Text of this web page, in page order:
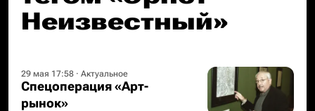
Неизвестный»
29 мая 17:58 · Актуальное
Спецоперация «Арт-
рынок»